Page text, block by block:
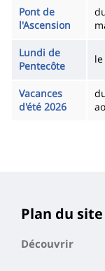
Pont de
l'Ascension
Lundi de
Pentecôte
Vacances
d'été 2026
Plan du site
Découvrir